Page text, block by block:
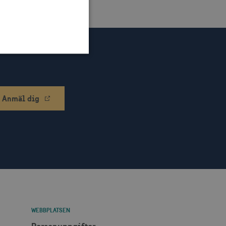
Anmäl dig
WEBBPLATSEN
till en säker webbplats.
Detta är fördelaktigt